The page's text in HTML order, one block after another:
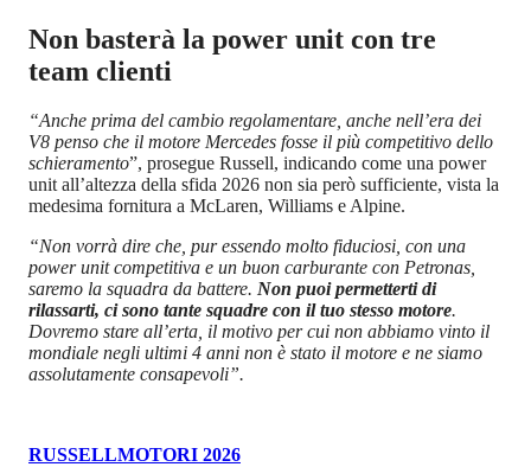
Non basterà la power unit con tre
team clienti
“Anche prima del cambio regolamentare, anche nell’era dei
V8 penso che il motore Mercedes fosse il più competitivo dello
schieramento”, prosegue Russell, indicando come una power
unit all’altezza della sfida 2026 non sia però sufficiente, vista la
medesima fornitura a McLaren, Williams e Alpine.
“Non vorrà dire che, pur essendo molto fiduciosi, con una
power unit competitiva e un buon carburante con Petronas,
saremo la squadra da battere. Non puoi permetterti di
rilassarti, ci sono tante squadre con il tuo stesso motore.
Dovremo stare all’erta, il motivo per cui non abbiamo vinto il
mondiale negli ultimi 4 anni non è stato il motore e ne siamo
assolutamente consapevoli”.
RUSSELLMOTORI 2026